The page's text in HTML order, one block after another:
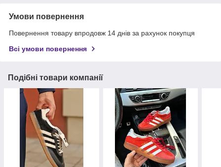
Умови повернення
Повернення товару впродовж 14 днів за рахунок покупця
Всі умови повернення
Подібні товари компанії